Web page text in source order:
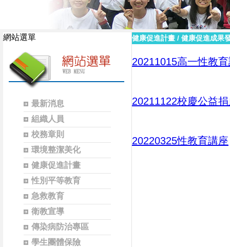
網站選單
最新消息
組織人員
校務章則
環境整潔美化
健康促進計畫
性別平等教育
急救教育
衛教宣導
傳染病防治專區
學生團體保險
健康促進計畫 / 健康促進成果
20211015高一性教育
20211122校慶公益
20220325性教育講座